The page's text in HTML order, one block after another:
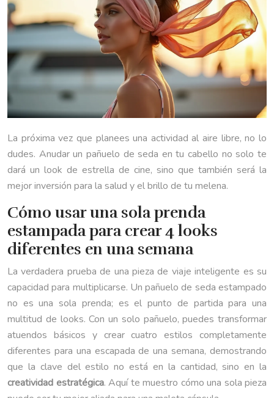
La próxima vez que planees una actividad al aire libre, no lo
dudes. Anudar un pañuelo de seda en tu cabello no solo te
dará un look de estrella de cine, sino que también será la
mejor inversión para la salud y el brillo de tu melena.
Cómo usar una sola prenda
estampada para crear 4 looks
diferentes en una semana
La verdadera prueba de una pieza de viaje inteligente es su
capacidad para multiplicarse. Un pañuelo de seda estampado
no es una sola prenda; es el punto de partida para una
multitud de looks. Con un solo pañuelo, puedes transformar
atuendos básicos y crear cuatro estilos completamente
diferentes para una escapada de una semana, demostrando
que la clave del estilo no está en la cantidad, sino en la
creatividad estratégica. Aquí te muestro cómo una sola pieza